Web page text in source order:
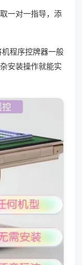
一对一指导，添
程序控牌器一般
安装操作就能实